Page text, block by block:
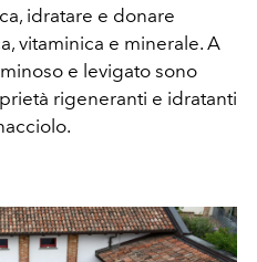
idratare e donare
vitaminica e minerale. A
e levigato sono
rigeneranti e idratanti